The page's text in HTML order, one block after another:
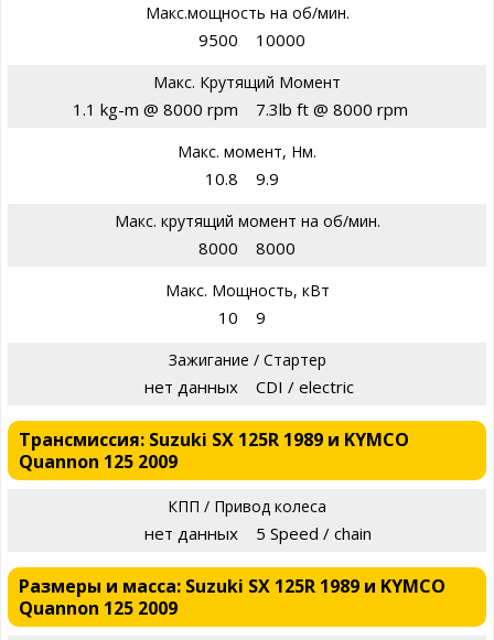
Макс.мощность на об/мин.
9500 10000
Макс. Крутящий Момент
1.1 kg-m @ 8000 rpm 7.3lb ft @ 8000 rpm
Макс. момент, Нм.
10.8 9.9
Макс. крутящий момент на об/мин.
8000 8000
Макс. Мощность, кВт
10 9
Зажигание / Стартер
нет данных CDI / electric
Трансмиссия: Suzuki SX 125R 1989 и KYMCO
Quannon 125 2009
КПП / Привод колеса
нет данных 5 Speed / chain
Размеры и масса: Suzuki SX 125R 1989 и KYMCO
Quannon 125 2009